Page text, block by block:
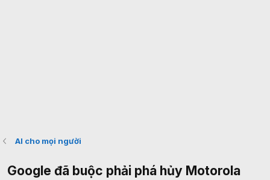
AI cho mọi người
Google đã buộc phải phá hủy Motorola